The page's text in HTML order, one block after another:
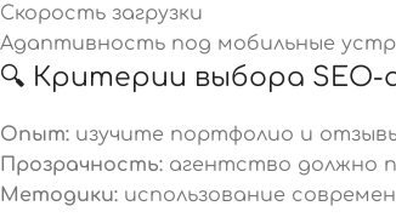
Скорость загрузки
Адаптивность под мобильные
🔍 Критерии выбора
Опыт: изучите портфолио и
Прозрачность: агентство должно
Методики: использование